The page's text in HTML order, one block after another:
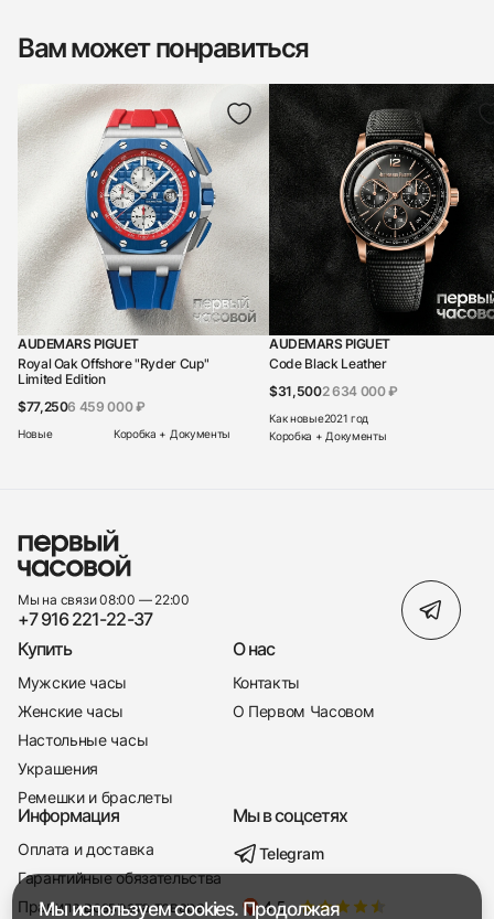
+7 916 221-22-37
Вам может понравиться
AUDEMARS PIGUET
Royal Oak Offshore "Ryder Cup"
Limited Edition
$77,2506 459 000 ₽
Новые Коробка + Документы
AUDEMARS PIGUET
Code Black Leather
$31,5002 634 000 ₽
Как новые2021 год
Коробка + Документы
Мы на связи 08:00 — 22:00
+7 916 221-22-37
Купить
Мужские часы
Женские часы
Настольные часы
Украшения
Ремешки и браслеты
О нас
Контакты
О Первом Часовом
Информация
Оплата и доставка
Гарантийные обязательства
Правила возврата товара
Мы в соцсетях
Telegram
Мы используем cookies. Продолжая